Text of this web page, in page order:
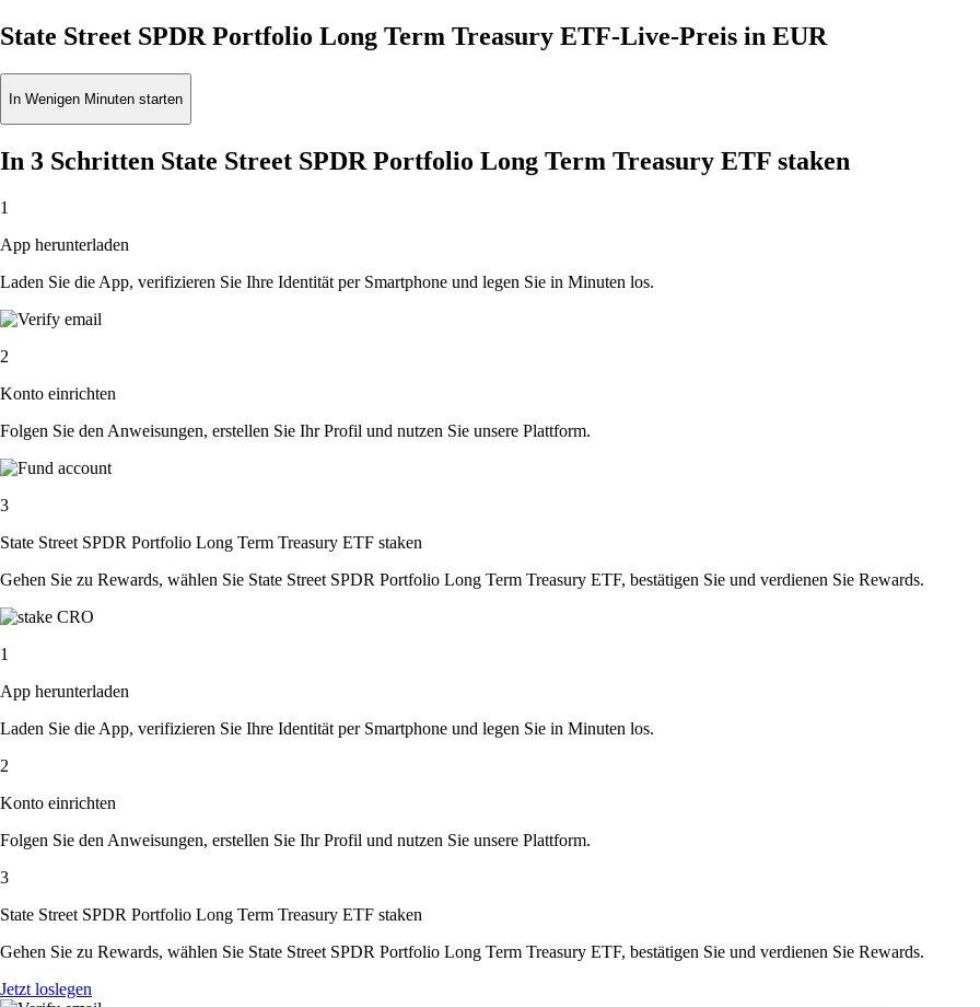
State Street SPDR Portfolio Long Term Treasury ETF-Live-Preis in EUR
In Wenigen Minuten starten
In 3 Schritten State Street SPDR Portfolio Long Term Treasury ETF staken
1
App herunterladen
Laden Sie die App, verifizieren Sie Ihre Identität per Smartphone und legen Sie in Minuten los.
2
Konto einrichten
Folgen Sie den Anweisungen, erstellen Sie Ihr Profil und nutzen Sie unsere Plattform.
3
State Street SPDR Portfolio Long Term Treasury ETF staken
Gehen Sie zu Rewards, wählen Sie State Street SPDR Portfolio Long Term Treasury ETF, bestätigen Sie und verdienen Sie Rewards.
1
App herunterladen
Laden Sie die App, verifizieren Sie Ihre Identität per Smartphone und legen Sie in Minuten los.
2
Konto einrichten
Folgen Sie den Anweisungen, erstellen Sie Ihr Profil und nutzen Sie unsere Plattform.
3
State Street SPDR Portfolio Long Term Treasury ETF staken
Gehen Sie zu Rewards, wählen Sie State Street SPDR Portfolio Long Term Treasury ETF, bestätigen Sie und verdienen Sie Rewards.
Jetzt loslegen